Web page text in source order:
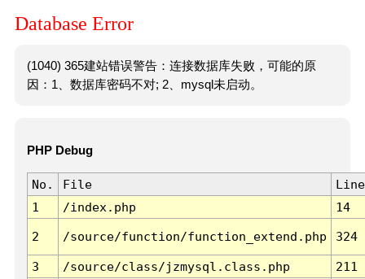
Database Error
(1040) 365建站错误警告：连接数据库失败，可能的原
因：1、数据库密码不对; 2、mysql未启动。
PHP Debug
No. File
Line
1
/index.php 14
2 /source/function/function_extend.php 324
3 /source/class/jzmysql.class.php
211